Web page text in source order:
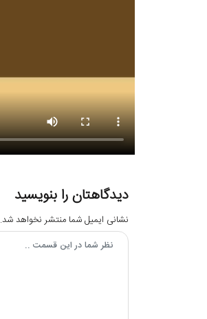
دیدگاهتان را بنویسید
نشانی ایمیل شما منتشر نخواهد شد.